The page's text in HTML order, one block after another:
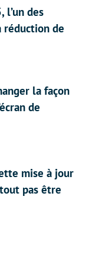
l’un des
réduction de
la façon
de
mise à jour
pas être